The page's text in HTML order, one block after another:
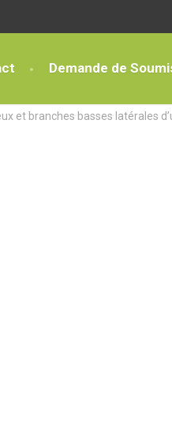
Demande de
et branches basses latérales